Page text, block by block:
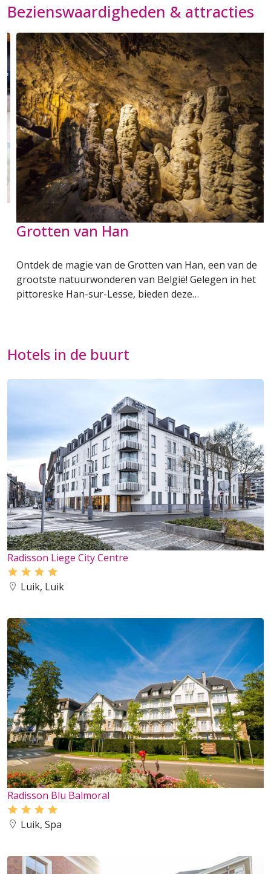
Bezienswaardigheden & attracties
Grotten van Han
Ontdek de magie van de Grotten van Han, een van de
grootste natuurwonderen van België! Gelegen in het
pittoreske Han-sur-Lesse, bieden deze…
Hotels in de buurt
Radisson Liege City Centre
Luik, Luik
Radisson Blu Balmoral
Luik, Spa